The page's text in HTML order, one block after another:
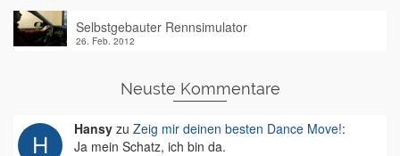
Selbstgebauter Rennsimulator
26. Feb. 2012
Neuste Kommentare
Hansy zu Zeig mir deinen besten Dance Move!:
Ja mein Schatz, ich bin da.